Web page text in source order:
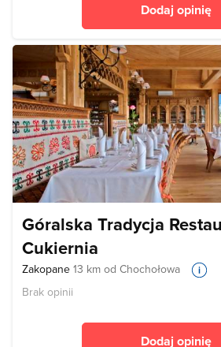
Dodaj opinię
Góralska Tradycja
Cukiernia
Zakopane 13 km od Chochołowa
Brak opinii
Dodaj opinię